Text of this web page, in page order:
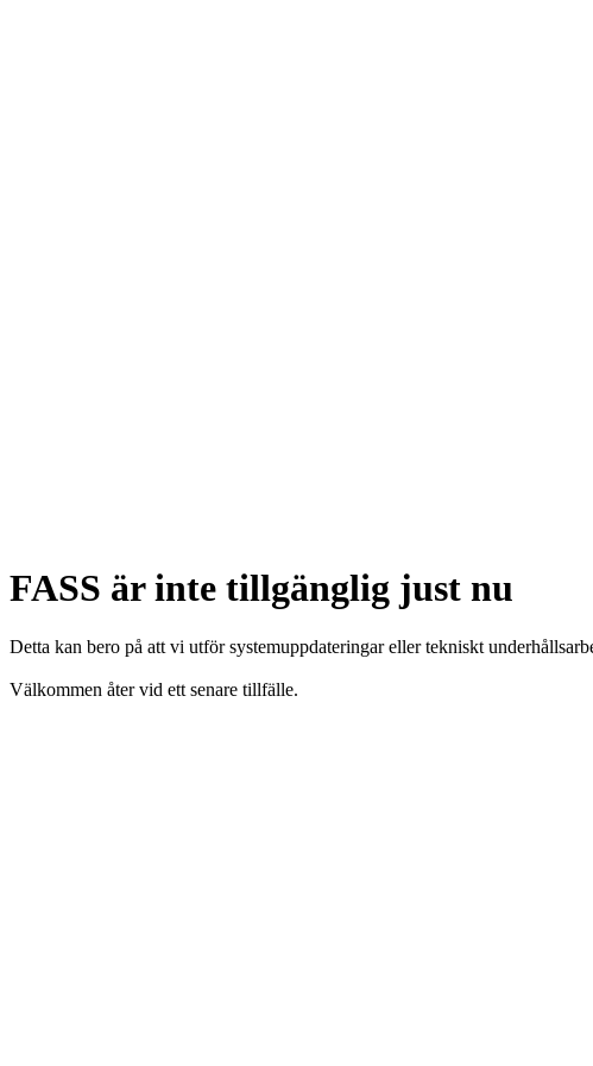
FASS är inte tillgänglig just nu
Detta kan bero på att vi utför systemuppdateringar eller tekniskt
Välkommen åter vid ett senare tillfälle.